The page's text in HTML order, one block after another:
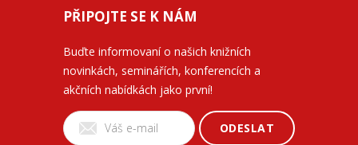
PŘIPOJTE SE K NÁM
Buďte informovaní o našich knižních
novinkách, seminářích, konferencích a
akčních nabídkách jako první!
ODESLAT